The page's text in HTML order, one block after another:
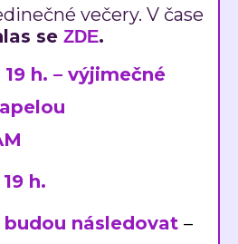
večery. V čase
se ZDE.
h. – výjimečné
h.
následovat –